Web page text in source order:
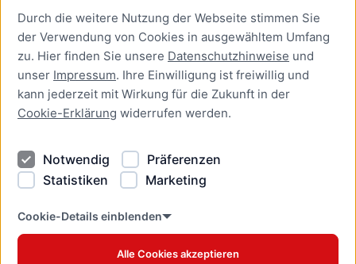
Durch die weitere Nutzung der Webseite stimmen Sie
der Verwendung von Cookies in ausgewähltem Umfang
zu. Hier finden Sie unsere Datenschutzhinweise und
unser Impressum. Ihre Einwilligung ist freiwillig und
kann jederzeit mit Wirkung für die Zukunft in der
Cookie-Erklärung widerrufen werden.
Notwendig
Präferenzen
Statistiken
Marketing
Cookie-Details einblenden
Alle Cookies akzeptieren
Presse
Newsletter Lübeck:kompakt
Kontakt
Kontakt
Datenschutzhinweise
Barrierefreiheit
Cookie Erklärung